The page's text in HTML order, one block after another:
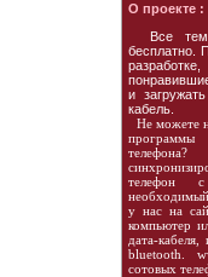
О проекте :
Все
бесплатно.
и
кабель.
Не можете
программы
телефон
у нас на
компьютер
дата-
bluetooth.
сотовых